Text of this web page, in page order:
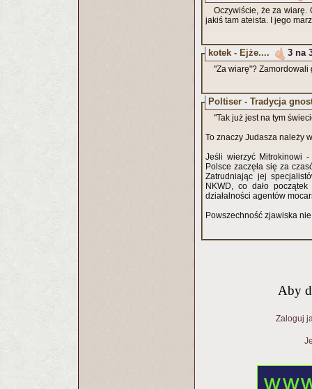
Oczywiście, że za wiarę.
jakiś tam ateista. I
kotek - Ejże.... 3 na
"Za wiarę"? Zamordowali
Poltiser - Tradycja
"Tak już jest na tym
To znaczy Judasza należy
Jeśli wierzyć Mitrokinowi
Polsce zaczęła się za
Zatrudniając jej
NKWD, co dało
działalności agentów
Powszechność zjawiska
Aby
Zaloguj